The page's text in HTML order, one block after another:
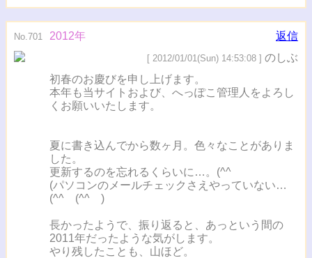
No.701 2012年 返信
[ 2012/01/01(Sun) 14:53:08 ] のしぶ
初春のお慶びを申し上げます。
本年も当サイトおよび、へっぽこ管理人をよろし
くお願いいたします。
夏に書き込んでから数ヶ月。色々なことがありま
した。
更新するのを忘れるくらいに…。(^^ゞ
(パソコンのメールチェックさえやっていない…
(^^ゞ(^^ゞ)
長かったようで、振り返ると、あっという間の
2011年だったような気がします。
やり残したことも、山ほど。